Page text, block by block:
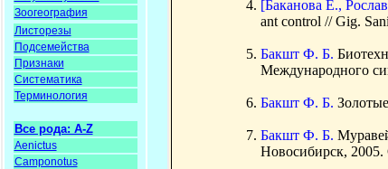
Зоогеография
Листорезы
Подсемейства
Признаки
Систематика
Терминология
Все рода: A-Z
Aenictus
Camponotus
[Баканова Е.,
ant control // Gig.
Бакшт Ф. Б.
Международного
Бакшт Ф. Б.
Бакшт Ф. Б.
Новосибирск, 2005.